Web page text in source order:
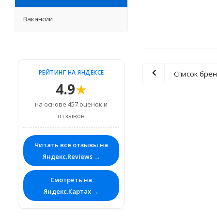
Список
Вакансии
РЕЙТИНГ НА ЯНДЕКСЕ
4.9★
на основе 457 оценок и
отзывов
Читать все отзывы на
Яндекс.Reviews →
Смотреть на
Яндекс.Картах →